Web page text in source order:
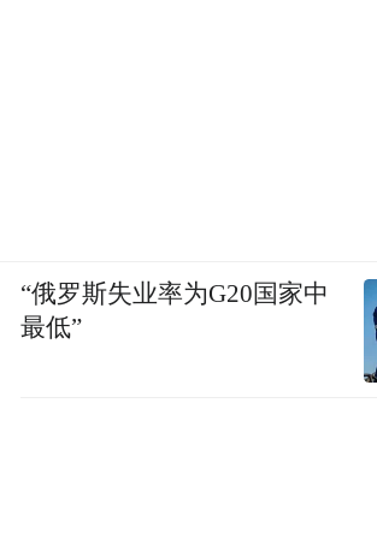
“俄罗斯失业率为G20国家中
最低”